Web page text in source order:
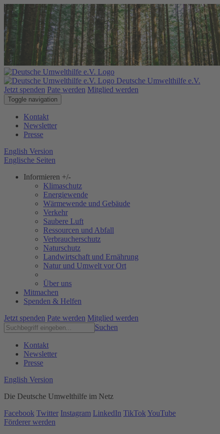
Deutsche Umwelthilfe e.V.
Jetzt spenden Pate werden Mitglied werden
Toggle navigation
Kontakt
Newsletter
Presse
English Version
Englische Seiten
Informieren +/-
Klimaschutz
Energiewende
Wärmewende und Gebäude
Verkehr
Saubere Luft
Ressourcen und Abfall
Verbraucherschutz
Naturschutz
Landwirtschaft und Ernährung
Natur und Umwelt vor Ort
Über uns
Mitmachen
Spenden & Helfen
Jetzt spenden Pate werden Mitglied werden
Suchen
Kontakt
Newsletter
Presse
English Version
Die Deutsche Umwelthilfe im Netz
Facebook Twitter Instagram LinkedIn TikTok YouTube
Förderer werden